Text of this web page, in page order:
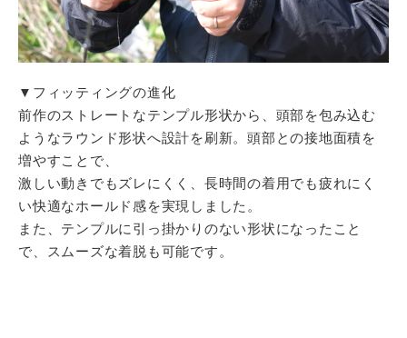
▼フィッティングの進化
前作のストレートなテンプル形状から、頭部を包み込む
ようなラウンド形状へ設計を刷新。頭部との接地面積を
増やすことで、
激しい動きでもズレにくく、長時間の着用でも疲れにく
い快適なホールド感を実現しました。
また、テンプルに引っ掛かりのない形状になったこと
で、スムーズな着脱も可能です。